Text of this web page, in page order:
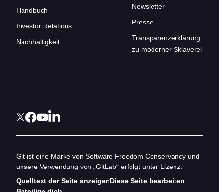
Handbuch
Investor Relations
Nachhaltigkeit
Newsletter
Presse
Transparenzerklärung
zu moderner Sklaverei
Git ist eine Marke von Software Freedom Conservancy und
unsere Verwendung von „GitLab“ erfolgt unter Lizenz.
Quelltext der Seite anzeigenDiese Seite bearbeiten